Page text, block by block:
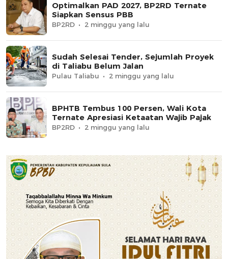
Optimalkan PAD 2027, BP2RD Ternate
Siapkan Sensus PBB
BP2RD 2 minggu yang lalu
Sudah Selesai Tender, Sejumlah Proyek
di Taliabu Belum Jalan
Pulau Taliabu 2 minggu yang lalu
BPHTB Tembus 100 Persen, Wali Kota
Ternate Apresiasi Ketaatan Wajib Pajak
BP2RD 2 minggu yang lalu